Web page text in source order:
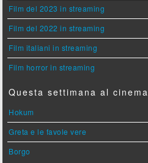
Film del 2023 in streaming
Film del 2022 in streaming
Film italiani in streaming
Film horror in streaming
Questa settimana al cinema
Hokum
Greta e le favole vere
Borgo